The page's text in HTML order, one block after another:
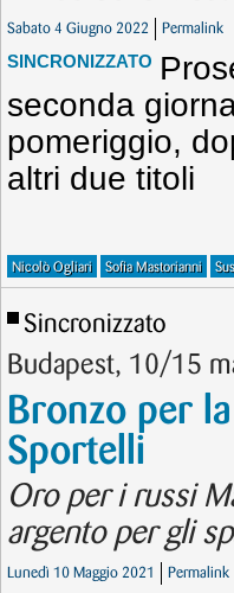
Sabato 4 Giugno 2022 Permalink
SINCRONIZZATO
seconda
pomeriggio,
altri due titoli
Nicolò Ogliari Sofia Mastorianni
Sincronizzato
Budapest, 10/15
Bronzo per
Sportelli
Oro per i russi
argento per gli
Lunedì 10 Maggio 2021 Permalink